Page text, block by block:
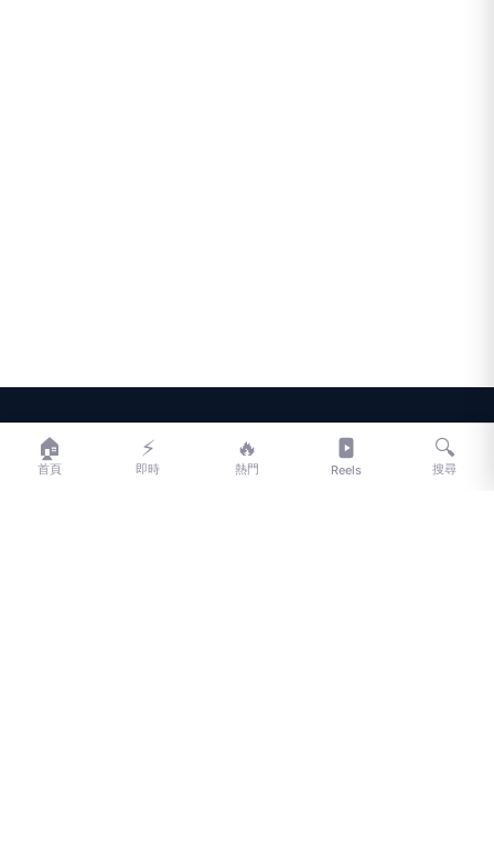
LIFE
LIFE 生活網是台灣領先的生活資訊平台，提供即時新聞、生活、健康、
🏠
首頁
⚡
即時
🔥
熱門 Reels
🔍
搜尋